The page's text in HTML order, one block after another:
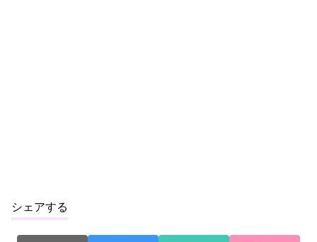
シェアする